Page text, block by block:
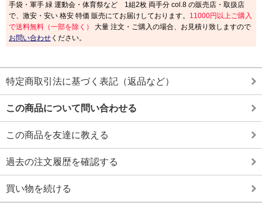
手袋・軍手 緑 運動会・体育祭など 1組2枚 両手分 col.8 の販売店・取扱店
で、激安・安い 格安 特価 販売にてお届けしております。 11000円以上ご購入
で送料無料（一部を除く）
大量 注文・ご購入の場合、お見積り致しますので
お問い合わせ ください。
特定商取引法に基づく表記（返品など）
この商品について問い合わせる
この商品を友達に教える
過去の注文履歴を確認する
買い物を続ける